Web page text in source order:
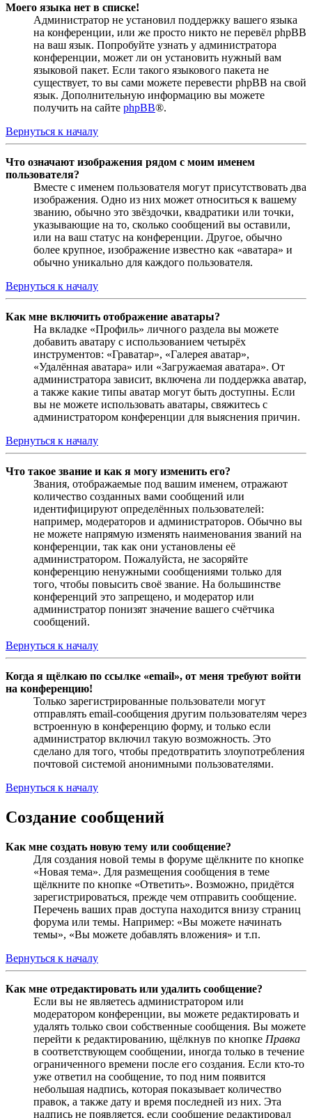
Моего языка нет в списке!
Администратор не установил поддержку вашего языка
на конференции, или же просто никто не перевёл phpBB
на ваш язык. Попробуйте узнать у администратора
конференции, может ли он установить нужный вам
языковой пакет. Если такого языкового пакета не
существует, то вы сами можете перевести phpBB на свой
язык. Дополнительную информацию вы можете
получить на сайте phpBB®.
Вернуться к началу
Что означают изображения рядом с моим именем
пользователя?
Вместе с именем пользователя могут присутствовать два
изображения. Одно из них может относиться к вашему
званию, обычно это звёздочки, квадратики или точки,
указывающие на то, сколько сообщений вы оставили,
или на ваш статус на конференции. Другое, обычно
более крупное, изображение известно как «аватара» и
обычно уникально для каждого пользователя.
Вернуться к началу
Как мне включить отображение аватары?
На вкладке «Профиль» личного раздела вы можете
добавить аватару с использованием четырёх
инструментов: «Граватар», «Галерея аватар»,
«Удалённая аватара» или «Загружаемая аватара». От
администратора зависит, включена ли поддержка аватар,
а также какие типы аватар могут быть доступны. Если
вы не можете использовать аватары, свяжитесь с
администратором конференции для выяснения причин.
Вернуться к началу
Что такое звание и как я могу изменить его?
Звания, отображаемые под вашим именем, отражают
количество созданных вами сообщений или
идентифицируют определённых пользователей:
например, модераторов и администраторов. Обычно вы
не можете напрямую изменять наименования званий на
конференции, так как они установлены её
администратором. Пожалуйста, не засоряйте
конференцию ненужными сообщениями только для
того, чтобы повысить своё звание. На большинстве
конференций это запрещено, и модератор или
администратор понизят значение вашего счётчика
сообщений.
Вернуться к началу
Когда я щёлкаю по ссылке «email», от меня требуют войти
на конференцию!
Только зарегистрированные пользователи могут
отправлять email-сообщения другим пользователям через
встроенную в конференцию форму, и только если
администратор включил такую возможность. Это
сделано для того, чтобы предотвратить злоупотребления
почтовой системой анонимными пользователями.
Вернуться к началу
Создание сообщений
Как мне создать новую тему или сообщение?
Для создания новой темы в форуме щёлкните по кнопке
«Новая тема». Для размещения сообщения в теме
щёлкните по кнопке «Ответить». Возможно, придётся
зарегистрироваться, прежде чем отправить сообщение.
Перечень ваших прав доступа находится внизу страниц
форума или темы. Например: «Вы можете начинать
темы», «Вы можете добавлять вложения» и т.п.
Вернуться к началу
Как мне отредактировать или удалить сообщение?
Если вы не являетесь администратором или
модератором конференции, вы можете редактировать и
удалять только свои собственные сообщения. Вы можете
перейти к редактированию, щёлкнув по кнопке Правка
в соответствующем сообщении, иногда только в течение
ограниченного времени после его создания. Если кто-то
уже ответил на сообщение, то под ним появится
небольшая надпись, которая показывает количество
правок, а также дату и время последней из них. Эта
надпись не появляется, если сообщение редактировал